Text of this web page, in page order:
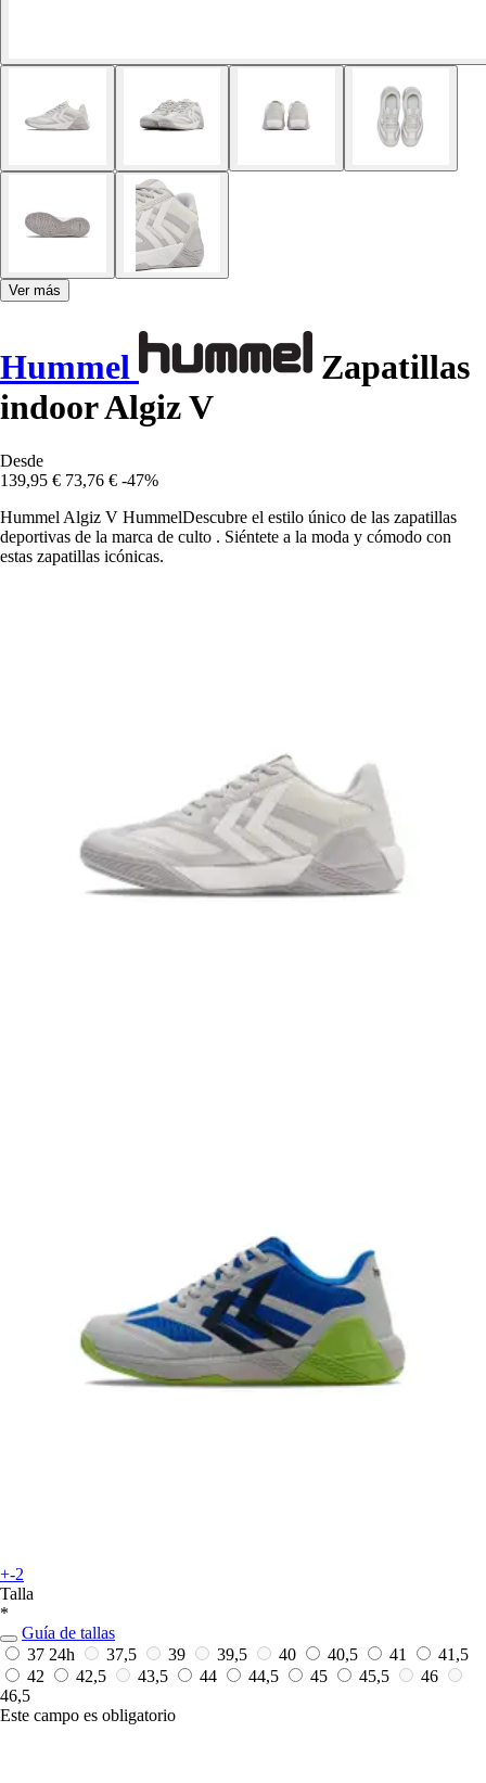
Ver más
Hummel
Zapatillas
indoor Algiz V
Desde
139,95 € 73,76 € -47%
Hummel Algiz V HummelDescubre el estilo único de las zapatillas
deportivas de la marca de culto . Siéntete a la moda y cómodo con
estas zapatillas icónicas.
+-2
Talla
*
Guía de tallas
37 24h 37,5 39 39,5 40 40,5 41
41,5
42
42,5 43,5 44 44,5 45 45,5
46
46,5
Este campo es obligatorio